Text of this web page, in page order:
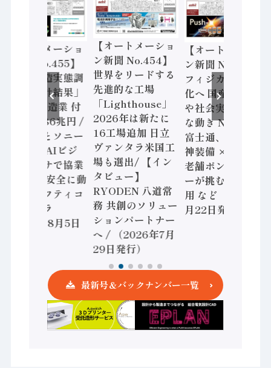
【オートメーショ
ン新聞 No.455】
「経済構造実態調
査二次集計結果」
2024年製造業 付
加価値額86兆円 /
三菱電機とソニー
セミコン AIビジ
ョンセンサで協業
/ IDEC、安全に動
かすセーフティコ
ントローラ
（2026年8月5日
【オートメーショ
ン新聞 No.454】
世界をリードする
先進的な工場
「Lighthouse」
2026年は新たに
16工場追加 日立
ヴァンタラ米国工
場も選出/ 【イン
タビュー】
RYODEN 八道常
務 共創のソリュー
ションパートナー
へ / （2026年7月
29日発行）
【オートメーショ
ン新聞 No.453】
フィジカルAI本格
化へ 国産AI開発
や社会実装に活発
な動き Noetra、
富士通、日立 / 兵
神装備 × HMS、
老舗ポンプメーカ
ーが挑むデータ活
用 など（2026年7
月22日発行）
最新号＆バックナンバー一覧